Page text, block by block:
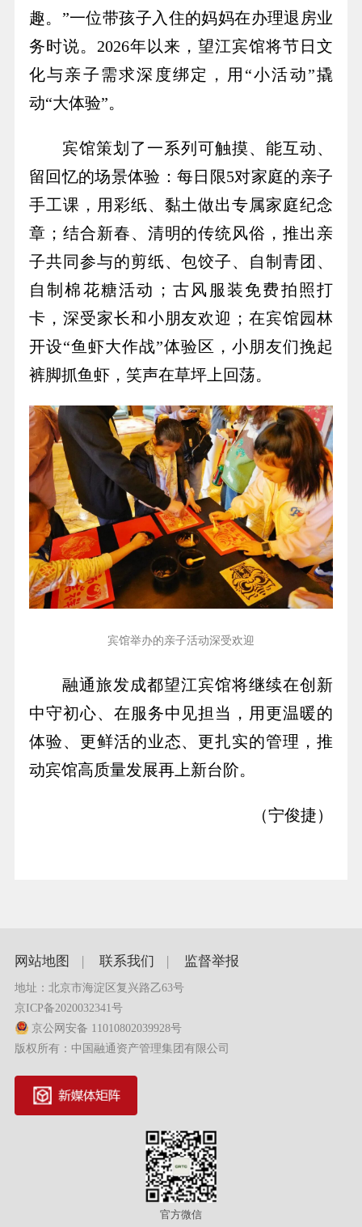
趣。”一位带孩子入住的妈妈在办理退房业
务时说。2026年以来，望江宾馆将节日文
化与亲子需求深度绑定，用“小活动”撬
动“大体验”。
宾馆策划了一系列可触摸、能互动、
留回忆的场景体验：每日限5对家庭的亲子
手工课，用彩纸、黏土做出专属家庭纪念
章；结合新春、清明的传统风俗，推出亲
子共同参与的剪纸、包饺子、自制青团、
自制棉花糖活动；古风服装免费拍照打
卡，深受家长和小朋友欢迎；在宾馆园林
开设“鱼虾大作战”体验区，小朋友们挽起
裤脚抓鱼虾，笑声在草坪上回荡。
宾馆举办的亲子活动深受欢迎
融通旅发成都望江宾馆将继续在创新
中守初心、在服务中见担当，用更温暖的
体验、更鲜活的业态、更扎实的管理，推
动宾馆高质量发展再上新台阶。
（宁俊捷）
网站地图 联系我们 监督举报
地址：北京市海淀区复兴路乙63号
京ICP备2020032341号
京公网安备 11010802039928号
版权所有：中国融通资产管理集团有限公司
官方微信